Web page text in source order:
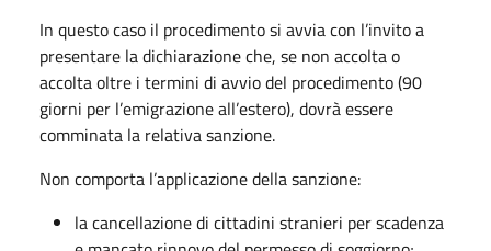
In questo caso il procedimento si avvia con l’invito a
presentare la dichiarazione che, se non accolta o
accolta oltre i termini di avvio del procedimento (90
giorni per l’emigrazione all’estero), dovrà essere
comminata la relativa sanzione.
Non comporta l’applicazione della sanzione:
la cancellazione di cittadini stranieri per scadenza